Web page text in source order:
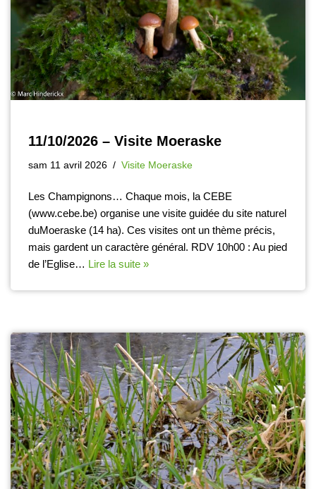
11/10/2026 – Visite Moeraske
sam 11 avril 2026 Visite Moeraske
Les Champignons… Chaque mois, la CEBE
(www.cebe.be) organise une visite guidée du site naturel
duMoeraske (14 ha). Ces visites ont un thème précis,
mais gardent un caractère général. RDV 10h00 : Au pied
de l’Eglise… Lire la suite »